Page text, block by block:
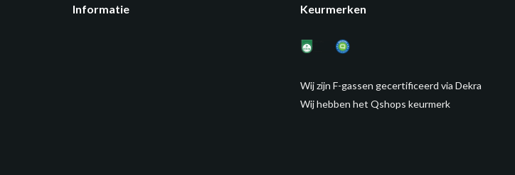
Informatie Keurmerken
Wij zijn F-gassen gecertificeerd via Dekra
Wij hebben het Qshops keurmerk